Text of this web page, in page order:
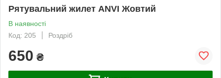
Рятувальний жилет ANVI Жовтий
В наявності
Код: 205
Роздріб
650 ₴